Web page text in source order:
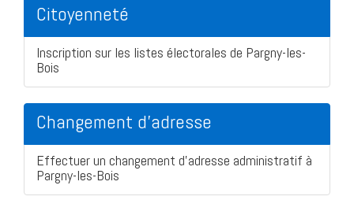
Citoyenneté
Inscription sur les listes électorales de Pargny-les-
Bois
Changement d'adresse
Effectuer un changement d'adresse administratif à
Pargny-les-Bois